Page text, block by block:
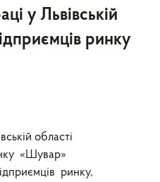
у Львівській
ринку
області
«Шувар»
ринку,